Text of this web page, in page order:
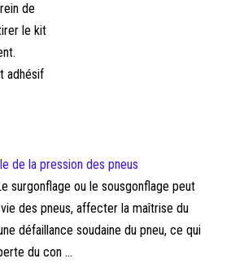
de
le kit
adhésif
de la pression des pneus
surgonflage ou le sousgonflage peut
des pneus, affecter la maîtrise du
défaillance soudaine du pneu, ce qui
du con ...